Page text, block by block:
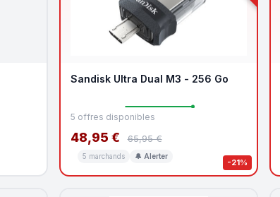
-21%
Sandisk Ultra Dual M3 - 256 Go
5 offres disponibles
48,95 € 65,95 €
5 marchands 🔔 Alerter